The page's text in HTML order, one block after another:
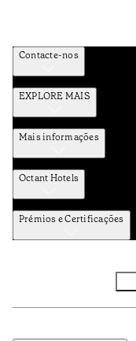
Contacte-nos
EXPLORE MAIS
Mais informações
Octant Hotels
Prémios e Certificações